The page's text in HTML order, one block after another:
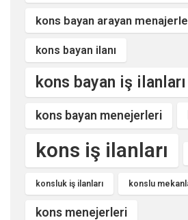
kons bayan arayan
kons bayan ilanı
kons bayan iş ilanları
kons bayan menejerleri
kons iş ilanları
konsluk iş ilanları konslu
kons menejerleri